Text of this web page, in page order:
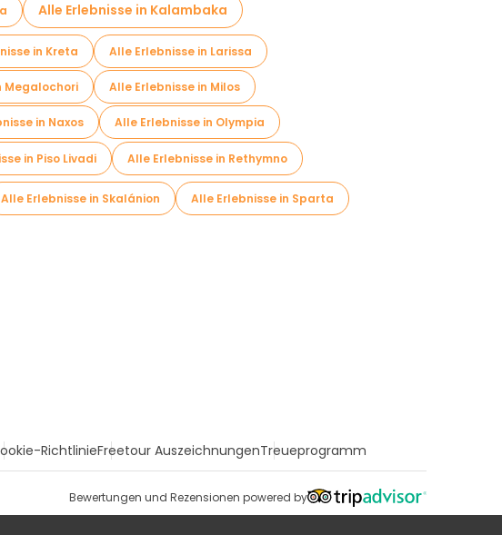
Alle Erlebnisse in Kalambaka
in Kreta Alle Erlebnisse in Larissa
Megalochori Alle Erlebnisse in Milos
in Naxos Alle Erlebnisse in Olympia
in Piso Livadi Alle Erlebnisse in Rethymno
Alle Erlebnisse in Skalánion Alle Erlebnisse in Sparta
RichtlinieFreetour AuszeichnungenTreueprogramm
Bewertungen und Rezensionen powered by